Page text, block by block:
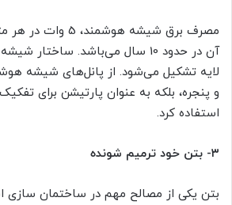
مصرف برق شیشه
آن در حدود 10 سال می‌باشد.
لایه تشکیل می‌شود. از پانل‌های شیشه
و پنجره، بلکه به عنوان پارتیشن برای
استفاده کرد.
۳- بتن خود ترمیم شونده
بتن یکی از مصالح مهم در ساختمان سازی